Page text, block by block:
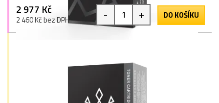
2 977 Kč
2 460 Kč bez DPH - + DO KOŠÍKU